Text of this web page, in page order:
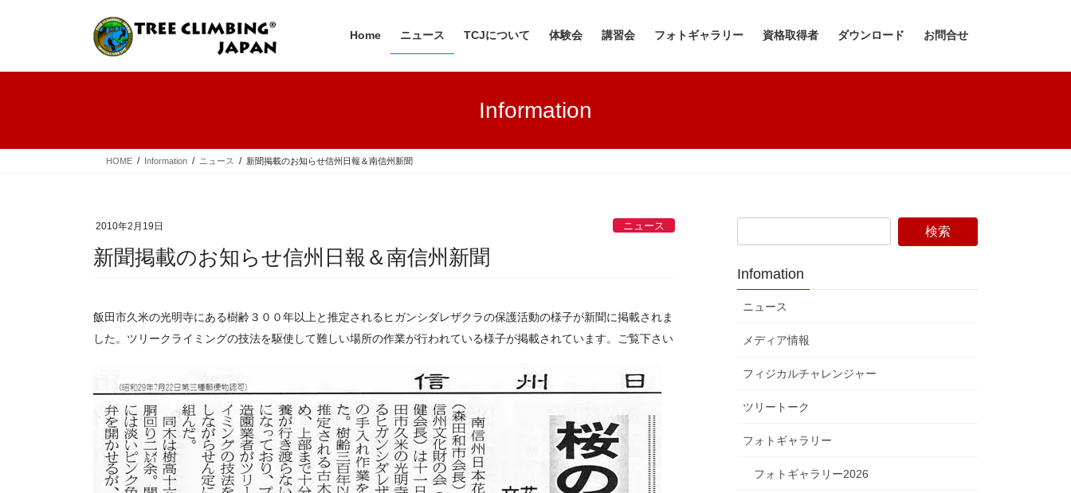
ツ
シ
Home ニュース TCJについて 体験会 講習会 フォトギャラリー 資格取得者 ダウンロード お問合せ
Information
HOME Information ニュース 新聞掲載のお知らせ信州日報＆南信州新聞
2010年2月19日 ニュース
新聞掲載のお知らせ信州日報＆南信州新聞
飯田市久米の光明寺にある樹齢３００年以上と推定されるヒガンシダレザクラの保護活動の様子が新聞に掲載されま
した。ツリークライミングの技法を駆使して難しい場所の作業が行われている様子が掲載されています。ご覧下さい
Infomation
ニュース
メディア情報
フィジカルチャレンジャー
ツリートーク
フォトギャラリー
フォトギャラリー2026